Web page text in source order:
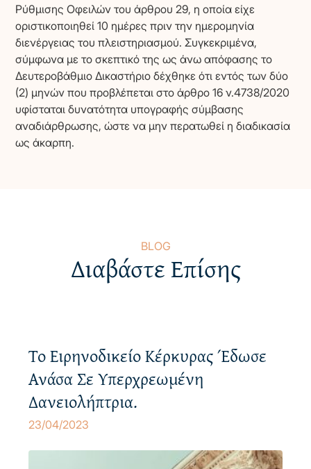
Ρύθμισης Οφειλών του άρθρου 29, η οποία είχε
οριστικοποιηθεί 10 ημέρες πριν την ημερομηνία
διενέργειας του πλειστηριασμού. Συγκεκριμένα,
σύμφωνα με το σκεπτικό της ως άνω απόφασης το
Δευτεροβάθμιο Δικαστήριο δέχθηκε ότι εντός των δύο
(2) μηνών που προβλέπεται στο άρθρο 16 ν.4738/2020
υφίσταται δυνατότητα υπογραφής σύμβασης
αναδιάρθρωσης, ώστε να μην περατωθεί η διαδικασία
ως άκαρπη.
BLOG
Διαβάστε Επίσης
Το Ειρηνοδικείο Κέρκυρας Έδωσε
Ανάσα Σε Υπερχρεωμένη
Δανειολήπτρια.
23/04/2023